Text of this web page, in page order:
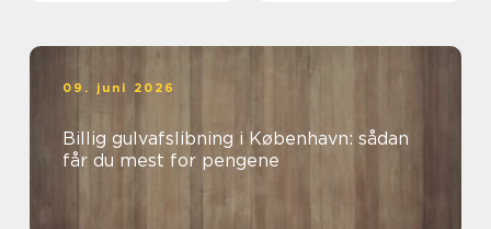
09. juni 2026
Billig gulvafslibning i København: sådan
får du mest for pengene